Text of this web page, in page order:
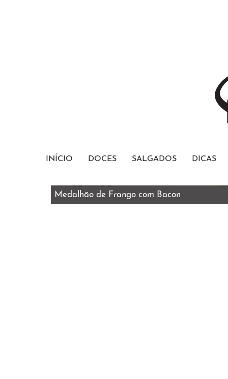
INÍCIO DOCES SALGADOS DICAS
Medalhão de Frango com Bacon